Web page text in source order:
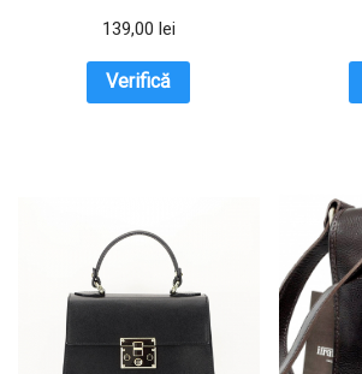
139,00 lei
Verifică